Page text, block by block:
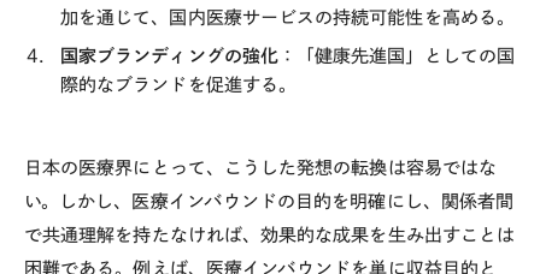
加を通じて、国内医療サービスの持続可能性を高める。
国家ブランディングの強化：「健康先進国」としての国
際的なブランドを促進する。
日本の医療界にとって、こうした発想の転換は容易ではな
い。しかし、医療インバウンドの目的を明確にし、関係者間
で共通理解を持たなければ、効果的な成果を生み出すことは
困難である。例えば、医療インバウンドを単に収益目的と